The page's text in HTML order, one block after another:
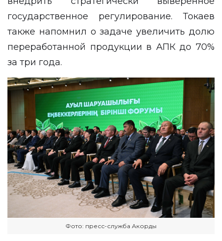
государственное регулирование. Токаев
также напомнил о задаче увеличить долю
переработанной продукции в АПК до 70%
за три года.
Фото: пресс-служба Акорды